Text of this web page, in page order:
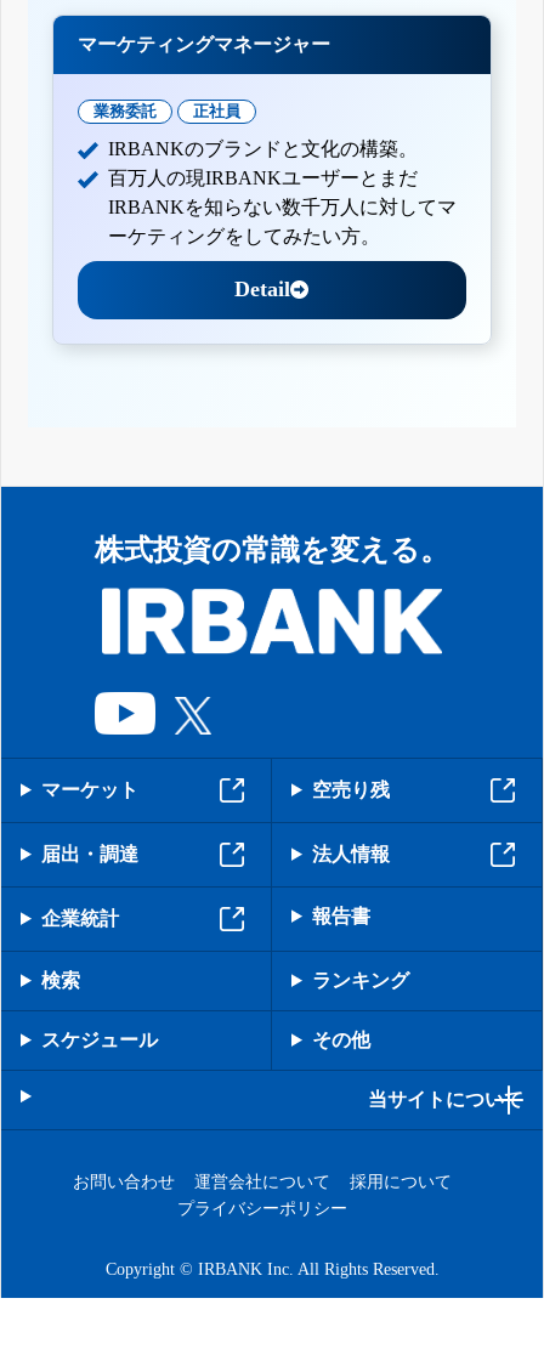
マーケティングマネージャー
業務委託 正社員
IRBANKのブランドと文化の構築。
百万人の現IRBANKユーザーとまだ
IRBANKを知らない数千万人に対してマ
ーケティングをしてみたい方。
Detail
株式投資の常識を変える。
マーケット 空売り残
届出・調達 法人情報
企業統計 報告書
検索 ランキング
スケジュール その他
当サイトについて
お問い合わせ 運営会社について
採用について
プライバシーポリシー
Copyright © IRBANK Inc. All Rights Reserved.